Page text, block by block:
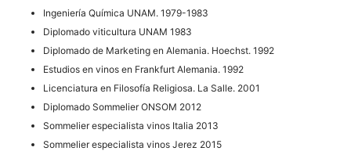
Ingeniería Química UNAM. 1979-1983
Diplomado viticultura UNAM 1983
Diplomado de Marketing en Alemania. Hoechst. 1992
Estudios en vinos en Frankfurt Alemania. 1992
Licenciatura en Filosofía Religiosa. La Salle. 2001
Diplomado Sommelier ONSOM 2012
Sommelier especialista vinos Italia 2013
Sommelier especialista vinos Jerez 2015